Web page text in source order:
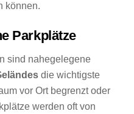
können.
Parkplätze
sind nahegelegene
die wichtigste
vor Ort begrenzt oder
werden oft von